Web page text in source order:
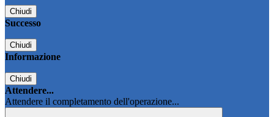
Chiudi
Successo
Chiudi
Informazione
Chiudi
Attendere...
Attendere il completamento dell'operazione...